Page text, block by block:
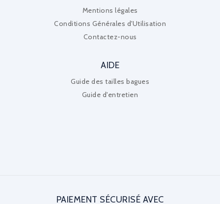
Mentions légales
Conditions Générales d'Utilisation
Contactez-nous
AIDE
Guide des tailles bagues
Guide d'entretien
PAIEMENT SÉCURISÉ AVEC